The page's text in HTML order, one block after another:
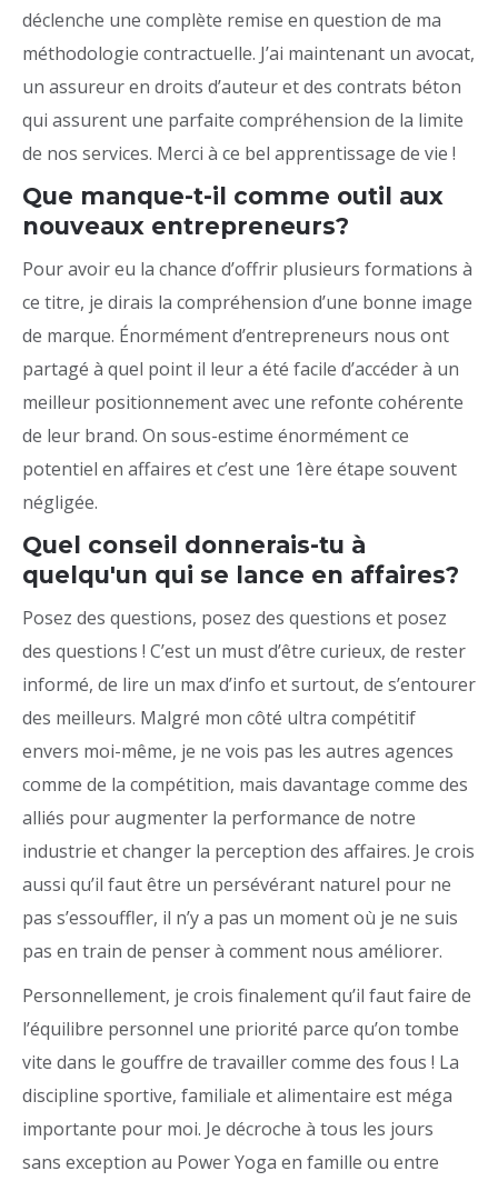
déclenche une complète remise en question de ma
méthodologie contractuelle. J’ai maintenant un avocat,
un assureur en droits d’auteur et des contrats béton
qui assurent une parfaite compréhension de la limite
de nos services. Merci à ce bel apprentissage de vie !
Que manque-t-il comme outil aux
nouveaux entrepreneurs?
Pour avoir eu la chance d’offrir plusieurs formations à
ce titre, je dirais la compréhension d’une bonne image
de marque. Énormément d’entrepreneurs nous ont
partagé à quel point il leur a été facile d’accéder à un
meilleur positionnement avec une refonte cohérente
de leur brand. On sous-estime énormément ce
potentiel en affaires et c’est une 1ère étape souvent
négligée.
Quel conseil donnerais-tu à
quelqu'un qui se lance en affaires?
Posez des questions, posez des questions et posez
des questions ! C’est un must d’être curieux, de rester
informé, de lire un max d’info et surtout, de s’entourer
des meilleurs. Malgré mon côté ultra compétitif
envers moi-même, je ne vois pas les autres agences
comme de la compétition, mais davantage comme des
alliés pour augmenter la performance de notre
industrie et changer la perception des affaires. Je crois
aussi qu’il faut être un persévérant naturel pour ne
pas s’essouffler, il n’y a pas un moment où je ne suis
pas en train de penser à comment nous améliorer.
Personnellement, je crois finalement qu’il faut faire de
l’équilibre personnel une priorité parce qu’on tombe
vite dans le gouffre de travailler comme des fous ! La
discipline sportive, familiale et alimentaire est méga
importante pour moi. Je décroche à tous les jours
sans exception au Power Yoga en famille ou entre